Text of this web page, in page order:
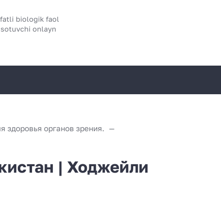
biologik faol
onlayn
здоровья органов зрения.
| Ходжейли